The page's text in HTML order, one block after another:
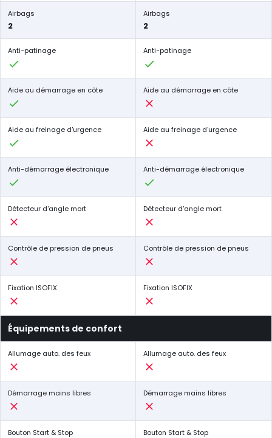
Airbags
2
Airbags
2
Anti-patinage Anti-patinage
Aide au démarrage en côte Aide au démarrage en côte
Aide au freinage d'urgence Aide au freinage d'urgence
Anti-démarrage électronique Anti-démarrage électronique
Détecteur d'angle mort Détecteur d'angle mort
Contrôle de pression de pneus Contrôle de pression de pneus
Fixation ISOFIX Fixation ISOFIX
Équipements de confort
Allumage auto. des feux Allumage auto. des feux
Démarrage mains libres Démarrage mains libres
Bouton Start & Stop Bouton Start & Stop